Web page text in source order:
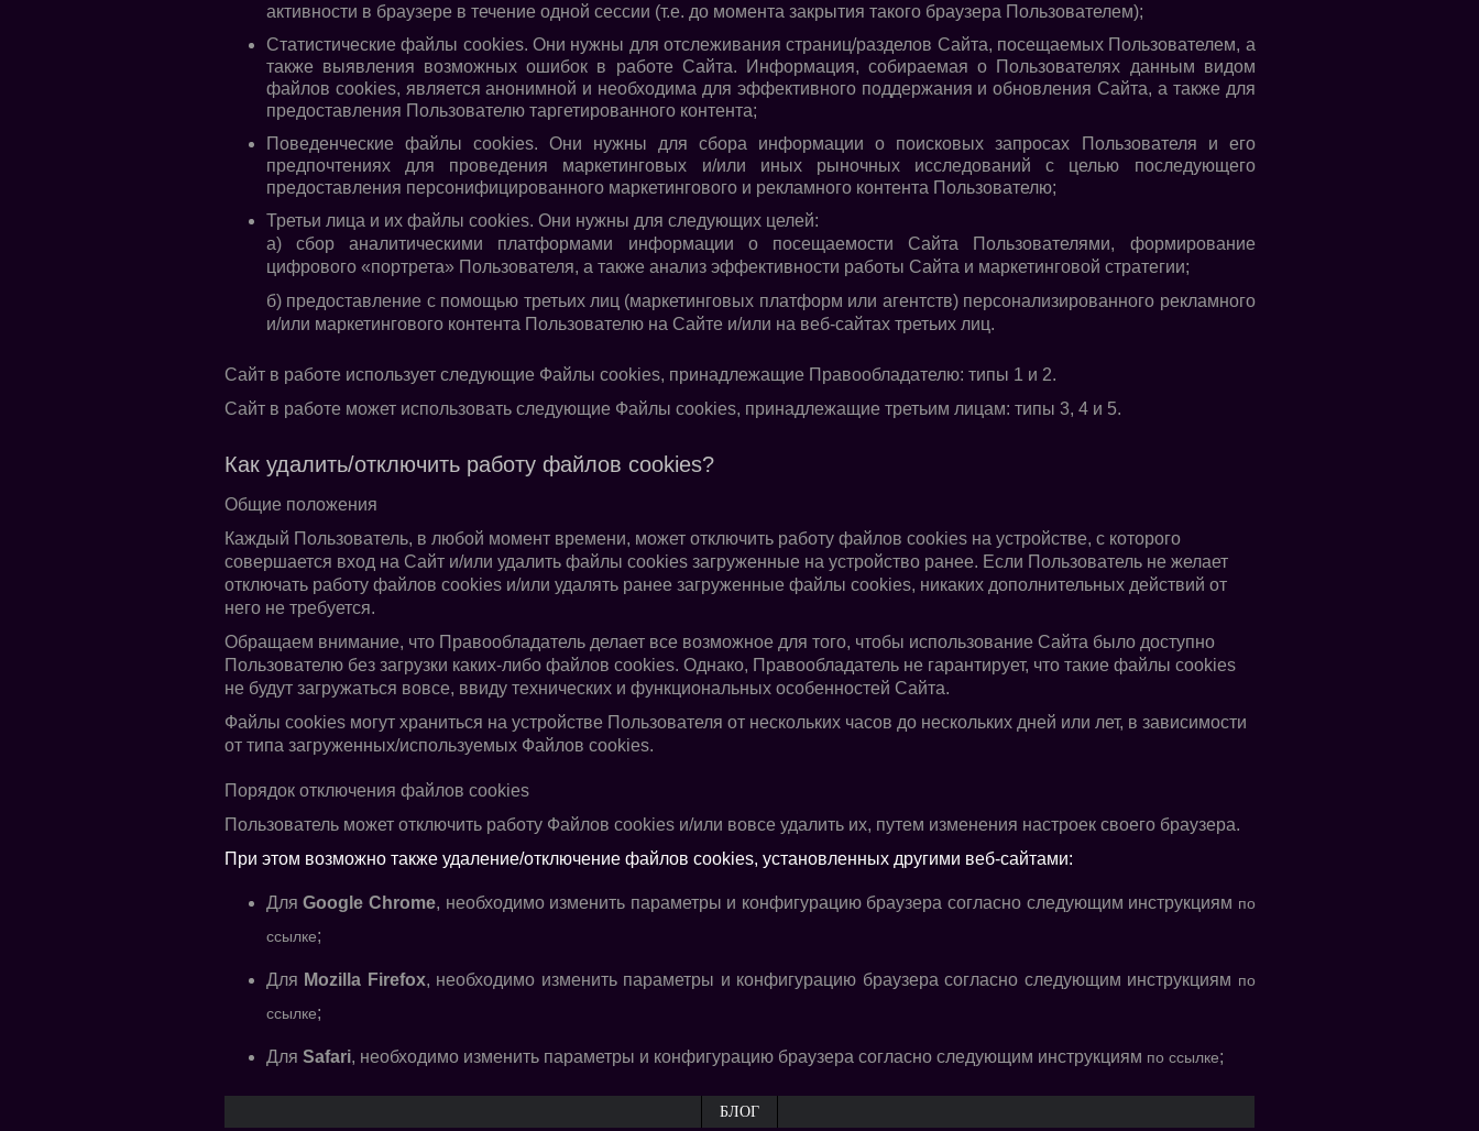
активности в браузере в течение одной сессии (т.е. до момента закрытия такого браузера Пользователем);
Статистические файлы cookies. Они нужны для отслеживания страниц/разделов Сайта, посещаемых Пользователем, а
также выявления возможных ошибок в работе Сайта. Информация, собираемая о Пользователях данным видом
файлов cookies, является анонимной и необходима для эффективного поддержания и обновления Сайта, а также для
предоставления Пользователю таргетированного контента;
Поведенческие файлы cookies. Они нужны для сбора информации о поисковых запросах Пользователя и его
предпочтениях для проведения маркетинговых и/или иных рыночных исследований с целью последующего
предоставления персонифицированного маркетингового и рекламного контента Пользователю;
Третьи лица и их файлы cookies. Они нужны для следующих целей:
а) сбор аналитическими платформами информации о посещаемости Сайта Пользователями, формирование
цифрового «портрета» Пользователя, а также анализ эффективности работы Сайта и маркетинговой стратегии;
б) предоставление с помощью третьих лиц (маркетинговых платформ или агентств) персонализированного рекламного
и/или маркетингового контента Пользователю на Сайте и/или на веб-сайтах третьих лиц.
Сайт в работе использует следующие Файлы cookies, принадлежащие Правообладателю: типы 1 и 2.
Сайт в работе может использовать следующие Файлы cookies, принадлежащие третьим лицам: типы 3, 4 и 5.
Как удалить/отключить работу файлов cookies?
Общие положения
Каждый Пользователь, в любой момент времени, может отключить работу файлов cookies на устройстве, с которого
совершается вход на Сайт и/или удалить файлы cookies загруженные на устройство ранее. Если Пользователь не желает
отключать работу файлов cookies и/или удалять ранее загруженные файлы cookies, никаких дополнительных действий от
него не требуется.
Обращаем внимание, что Правообладатель делает все возможное для того, чтобы использование Сайта было доступно
Пользователю без загрузки каких-либо файлов cookies. Однако, Правообладатель не гарантирует, что такие файлы cookies
не будут загружаться вовсе, ввиду технических и функциональных особенностей Сайта.
Файлы cookies могут храниться на устройстве Пользователя от нескольких часов до нескольких дней или лет, в зависимости
от типа загруженных/используемых Файлов cookies.
Порядок отключения файлов cookies
Пользователь может отключить работу Файлов cookies и/или вовсе удалить их, путем изменения настроек своего браузера.
При этом возможно также удаление/отключение файлов cookies, установленных другими веб-сайтами:
ДляGoogle Chrome, необходимо изменить параметры и конфигурацию браузера согласно следующим инструкциям по
ссылке;
Для Mozilla Firefox, необходимо изменить параметры и конфигурацию браузера согласно следующим инструкциям по
ссылке;
Для Safari, необходимо изменить параметры и конфигурацию браузера согласно следующим инструкциям по ссылке;
БЛОГ